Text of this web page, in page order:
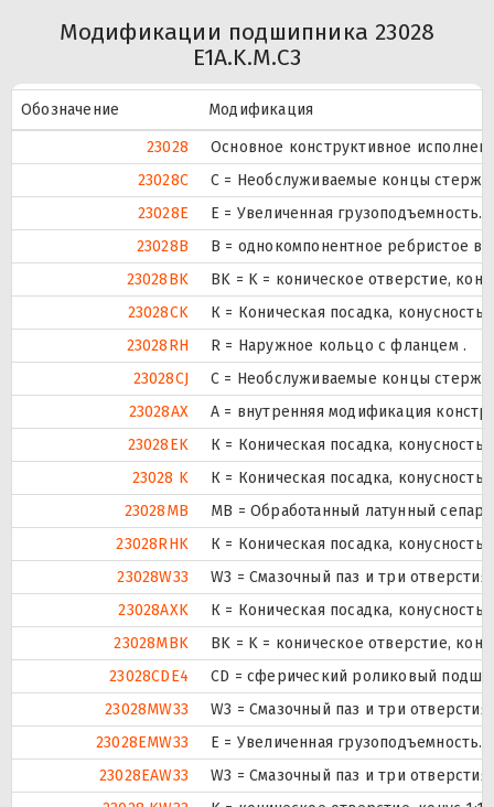
Модификации подшипника 23028
E1A.K.M.C3
Обозначение
Модификация
23028
Основное конструктивное
23028C
С = Необслуживаемые концы
23028E
Е = Увеличенная грузоподъемность.
23028B
B = однокомпонентное ребристое
23028BK
BK = K = коническое отверстие,
23028CK
К = Коническая посадка, конусность
23028RH
R = Наружное кольцо с фланцем .
23028CJ
С = Необслуживаемые концы
23028AX
A = внутренняя модификация
23028EK
К = Коническая посадка, конусность
23028 K
К = Коническая посадка, конусность
23028MB
MB = Обработанный латунный
23028RHK
К = Коническая посадка, конусность
23028W33
W3 = Смазочный паз и три
23028AXK
К = Коническая посадка, конусность
23028MBK
BK = K = коническое отверстие,
23028CDE4
CD = сферический роликовый
23028MW33
W3 = Смазочный паз и три
23028EMW33
E = Увеличенная
23028EAW33
W3 = Смазочный паз и три